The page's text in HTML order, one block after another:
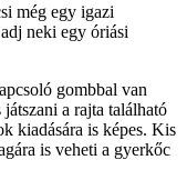
még egy igazi
neki egy óriási
gombbal van
a rajta található
kiadására is képes. Kis
is veheti a gyerkőc